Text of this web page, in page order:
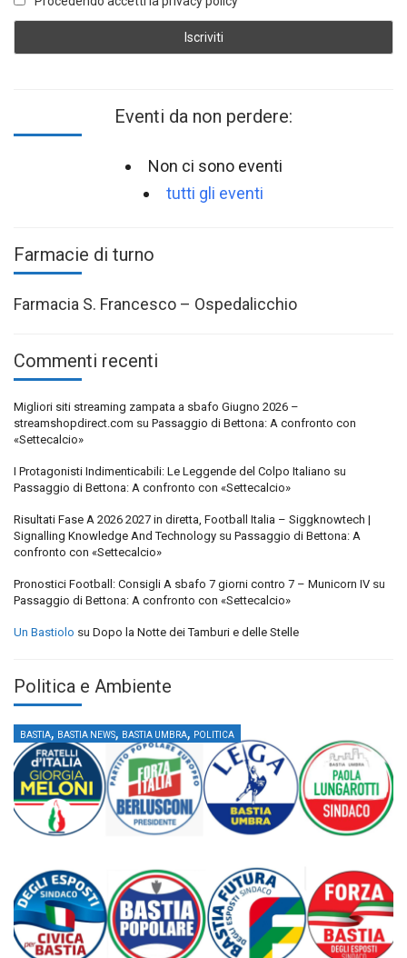
Eventi da non perdere:
Non ci sono eventi
tutti gli eventi
Farmacie di turno
Farmacia S. Francesco – Ospedalicchio
Commenti recenti
Migliori siti streaming zampata a sbafo Giugno 2026 –
streamshopdirect.com su Passaggio di Bettona: A confronto con
«Settecalcio»
I Protagonisti Indimenticabili: Le Leggende del Colpo Italiano su
Passaggio di Bettona: A confronto con «Settecalcio»
Risultati Fase A 2026 2027 in diretta, Football Italia – Siggknowtech |
Signalling Knowledge And Technology su Passaggio di Bettona: A
confronto con «Settecalcio»
Pronostici Football: Consigli A sbafo 7 giorni contro 7 – Municorn IV su
Passaggio di Bettona: A confronto con «Settecalcio»
Un Bastiolo su Dopo la Notte dei Tamburi e delle Stelle
Politica e Ambiente
BASTIA, BASTIA NEWS, BASTIA UMBRA, POLITICA